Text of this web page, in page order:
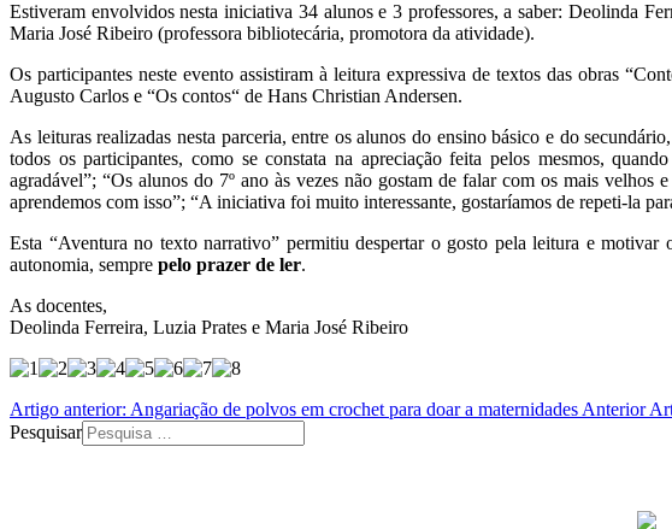
Estiveram envolvidos nesta iniciativa 34 alunos e 3 professores, a saber: Deolinda
Maria José Ribeiro (professora bibliotecária, promotora da atividade).
Os participantes neste evento assistiram à leitura expressiva de textos das obras
Augusto Carlos e “Os contos“ de Hans Christian Andersen.
As leituras realizadas nesta parceria, entre os alunos do ensino básico e do
todos os participantes, como se constata na apreciação feita pelos mesmos,
agradável”; “Os alunos do 7º ano às vezes não gostam de falar com os mais
aprendemos com isso”; “A iniciativa foi muito interessante, gostaríamos de repeti-la
Esta “Aventura no texto narrativo” permitiu despertar o gosto pela leitura e motivar
autonomia, sempre pelo prazer de ler.
As docentes,
Deolinda Ferreira, Luzia Prates e Maria José Ribeiro
Artigo anterior: Angariação de polvos em crochet para doar a maternidades Anterior
Pesquisar